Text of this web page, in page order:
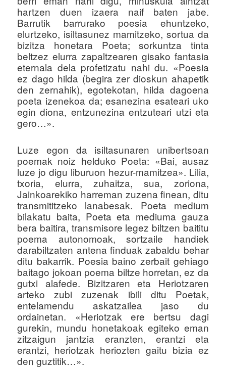
u
hartzen duen izaera naif baten jabe.
Barrutik barrurako poesia ehuntzeko,
elurtzeko, isiltasunez mamitzeko, sortua da
bizitza honetara Poeta; sorkuntza tinta
beltzez elurra zapaltzearen gisako fantasia
eternala dela profetizatu nahi du. «Poesia
ez dago hilda (begira zer dioskun ahapetik
den zernahik), egotekotan, hilda dagoena
poeta izenekoa da; esanezina esateari uko
egin diona, entzunezina entzuteari utzi eta
gero…».
Luze egon da isiltasunaren unibertsoan
poemak noiz helduko Poeta: «Bai, ausaz
luze jo digu liburuon hezur-mamitzea». Lilia,
txoria, elurra, zuhaitza, sua, zoriona,
Jainkoarekiko harreman zuzena finean, ditu
transmititzeko lanabesak. Poeta medium
bilakatu baita, Poeta eta mediuma gauza
bera baitira, transmisore legez biltzen baititu
poema autonomoak, sortzaile handiek
darabiltzaten antena finduak zabaldu behar
ditu bakarrik. Poesia baino zerbait gehiago
baitago jokoan poema biltze horretan, ez da
gutxi alafede. Bizitzaren eta Heriotzaren
arteko zubi zuzenak ibili ditu Poetak,
entelamendu askatzailea jaso du
ordainetan. «Heriotzak ere bertsu dagi
gurekin, mundu honetakoak egiteko eman
zitzaigun jantzia eranzten, erantzi eta
erantzi, heriotzak heriozten gaitu bizia ez
den guztitik…».